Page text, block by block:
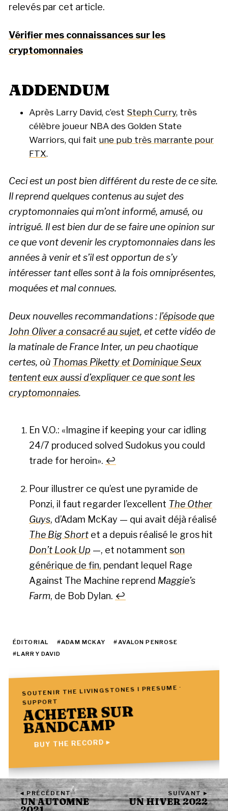
relevés par cet article.
Vérifier mes connaissances sur les
cryptomonnaies
ADDENDUM
Après Larry David, c’est Steph Curry, très
célèbre joueur NBA des Golden State
Warriors, qui fait une pub très marrante pour
FTX.
Ceci est un post bien différent du reste de ce site.
Il reprend quelques contenus au sujet des
cryptomonnaies qui m’ont informé, amusé, ou
intrigué. Il est bien dur de se faire une opinion sur
ce que vont devenir les cryptomonnaies dans les
années à venir et s’il est opportun de s’y
intéresser tant elles sont à la fois omniprésentes,
moquées et mal connues.
Deux nouvelles recommandations :l’épisode que
John Oliver a consacré au sujet, et cette vidéo de
la matinale de France Inter, un peu chaotique
certes, où Thomas Piketty et Dominique Seux
tentent eux aussi d’expliquer ce que sont les
cryptomonnaies.
FOOTNOTES
En V.O.:
Imagine if keeping your car idling
24/7 produced solved Sudokus you could
trade for heroin . ↩
Pour illustrer ce qu’est une pyramide de
Ponzi, il faut regarder l’excellent The Other
Guys, d’Adam McKay — qui avait déjà réalisé
The Big Short et a depuis réalisé le gros hit
Don’t Look Up —, et notamment son
générique de fin, pendant lequel Rage
Against The Machine reprend Maggie’s
Farm, de Bob Dylan. ↩
ÉDITORIAL #ADAM MCKAY
#AVALON PENROSE
#LARRY DAVID
SOUTENIR THE LIVINGSTONES I PRESUME ·
SUPPORT
ACHETER SUR
BANDCAMP
BUY THE RECORD ▸
◂ PRÉCÉDENT
UN AUTOMNE
SUIVANT ▸
UN HIVER 2022